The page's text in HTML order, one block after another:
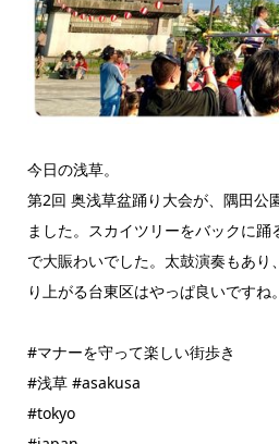
今日の浅草。
第2回 奥浅草盆踊り大会が、隅田公
ました。スカイツリーをバックに
で大賑わいでした。太鼓演奏もあり
り上がる台東区はやっぱ良いですね。
#マナーを守って楽しい街歩き
#浅草 #asakusa
#tokyo